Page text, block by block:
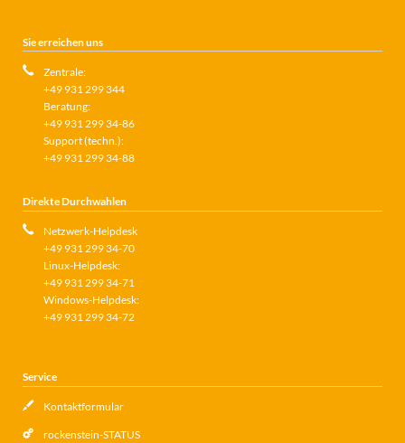
Sie erreichen uns
Zentrale:
+49 931 299 344
Beratung:
+49 931 299 34-86
Support (techn.):
+49 931 299 34-88
Direkte Durchwahlen
Netzwerk-Helpdesk
+49 931 299 34-70
Linux-Helpdesk:
+49 931 299 34-71
Windows-Helpdesk:
+49 931 299 34-72
Service
Kontaktformular
rockenstein-STATUS